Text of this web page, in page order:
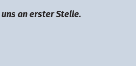
an erster Stelle.